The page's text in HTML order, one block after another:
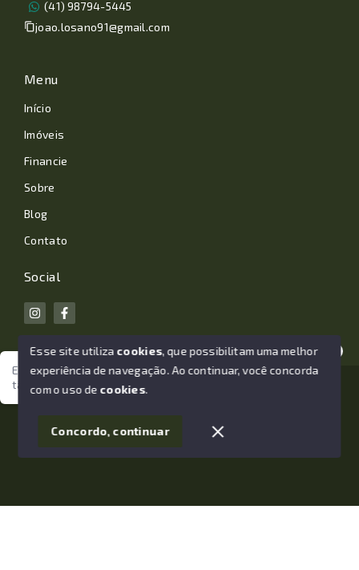
Estamos aqui para te ajudar. Vamos juntos nessa jornada
tão importante da sua vida?
(41) 98794-5445
joao.losano91@gmail.com
Menu
Início
Imóveis
Financie
Sobre
Blog
Contato
Social
© Copyright 2026 - João Losano Corretor de Imóveis -
SITE PARA IMOBILIARIA
Esse site utiliza cookies, que possibilitam uma melhor
experiência de navegação.Ao continuar, você concorda
com o uso de cookies.
Concordo, continuar